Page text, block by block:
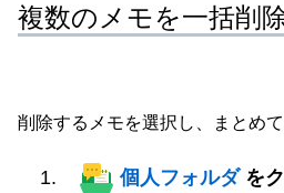
複数のメモを一括削
削除するメモを選択し、まとめて
個人フォルダ を